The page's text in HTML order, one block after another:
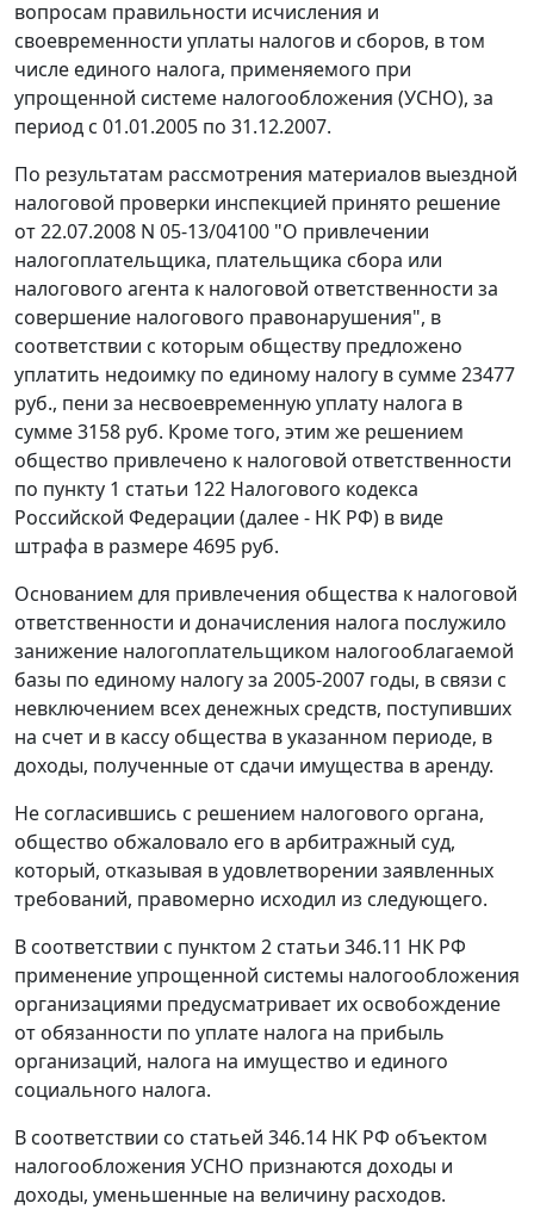
вопросам правильности исчисления и
своевременности уплаты налогов и сборов, в том
числе единого налога, применяемого при
упрощенной системе налогообложения (УСНО), за
период с 01.01.2005 по 31.12.2007.
По результатам рассмотрения материалов выездной
налоговой проверки инспекцией принято решение
от 22.07.2008 N 05-13/04100 "О привлечении
налогоплательщика, плательщика сбора или
налогового агента к налоговой ответственности за
совершение налогового правонарушения", в
соответствии с которым обществу предложено
уплатить недоимку по единому налогу в сумме 23477
руб., пени за несвоевременную уплату налога в
сумме 3158 руб. Кроме того, этим же решением
общество привлечено к налоговой ответственности
по пункту 1 статьи 122 Налогового кодекса
Российской Федерации (далее - НК РФ) в виде
штрафа в размере 4695 руб.
Основанием для привлечения общества к налоговой
ответственности и доначисления налога послужило
занижение налогоплательщиком налогооблагаемой
базы по единому налогу за 2005-2007 годы, в связи с
невключением всех денежных средств, поступивших
на счет и в кассу общества в указанном периоде, в
доходы, полученные от сдачи имущества в аренду.
Не согласившись с решением налогового органа,
общество обжаловало его в арбитражный суд,
который, отказывая в удовлетворении заявленных
требований, правомерно исходил из следующего.
В соответствии с пунктом 2 статьи 346.11 НК РФ
применение упрощенной системы налогообложения
организациями предусматривает их освобождение
от обязанности по уплате налога на прибыль
организаций, налога на имущество и единого
социального налога.
В соответствии со статьей 346.14 НК РФ объектом
налогообложения УСНО признаются доходы и
доходы, уменьшенные на величину расходов.